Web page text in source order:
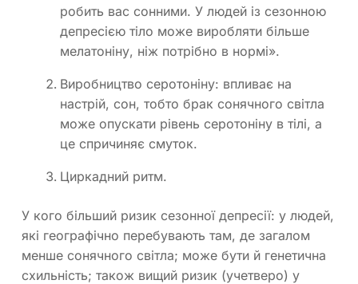
робить вас сонними. У людей із сезонною
депресією тіло може виробляти більше
мелатоніну, ніж потрібно в нормі».
Виробництво серотоніну: впливає на
настрій, сон, тобто брак сонячного світла
може опускати рівень серотоніну в тілі, а
це спричиняє смуток.
Циркадний ритм.
У кого більший ризик сезонної депресії: у людей,
які географічно перебувають там, де загалом
менше сонячного світла; може бути й генетична
схильність; також вищий ризик (учетверо) у